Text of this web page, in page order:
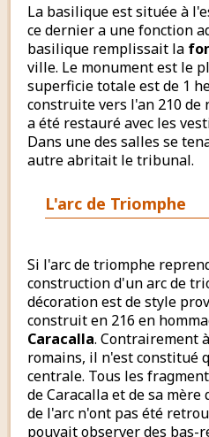
La basilique est située à
ce dernier a une fonction
basilique remplissait la
ville. Le monument est le
superficie totale est de 1
construite vers l'an 210 de
a été restauré avec les
Dans une des salles se
autre abritait le tribunal.
L'arc de Triomphe
Si l'arc de triomphe
construction d'un arc de
décoration est de style
construit en 216 en
Caracalla. Contrairement
romains, il n'est constitué
centrale. Tous les
de Caracalla et de sa
de l'arc n'ont pas été
pouvait observer des